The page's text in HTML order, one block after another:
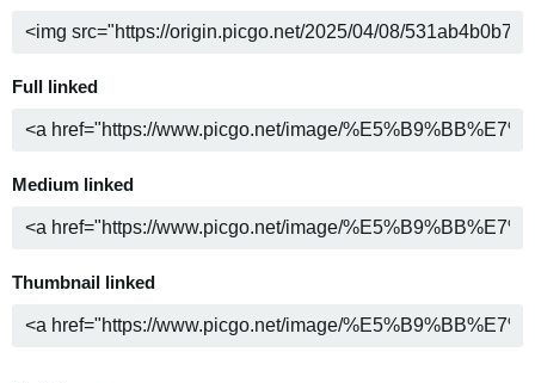
Full linked
Medium linked
Thumbnail linked